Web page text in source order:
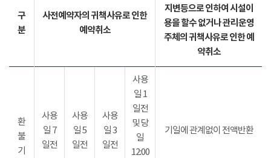
구
분
사전예약자의 귀책사유로 인한
예약취소
지변등으로 인하여 시설이
용을 할수 없거나 관리운영
주체의 귀책사유로 인한 예
약취소
환
불
기
사용
일 7
일전
사용
일 5
일전
사용
일 3
일전
사용
일 1
일전
및 당
일
12:00
기일에 관계없이 전액반환